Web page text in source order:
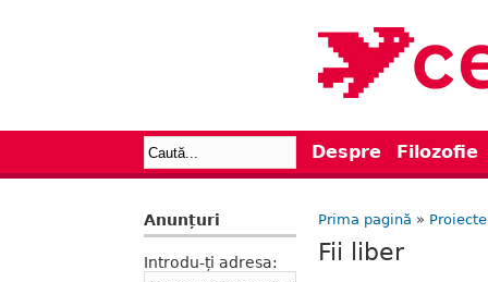
Despre Filozofie
Anunțuri
Introdu-ți adresa:
Prima pagină » Proiecte
Fii liber